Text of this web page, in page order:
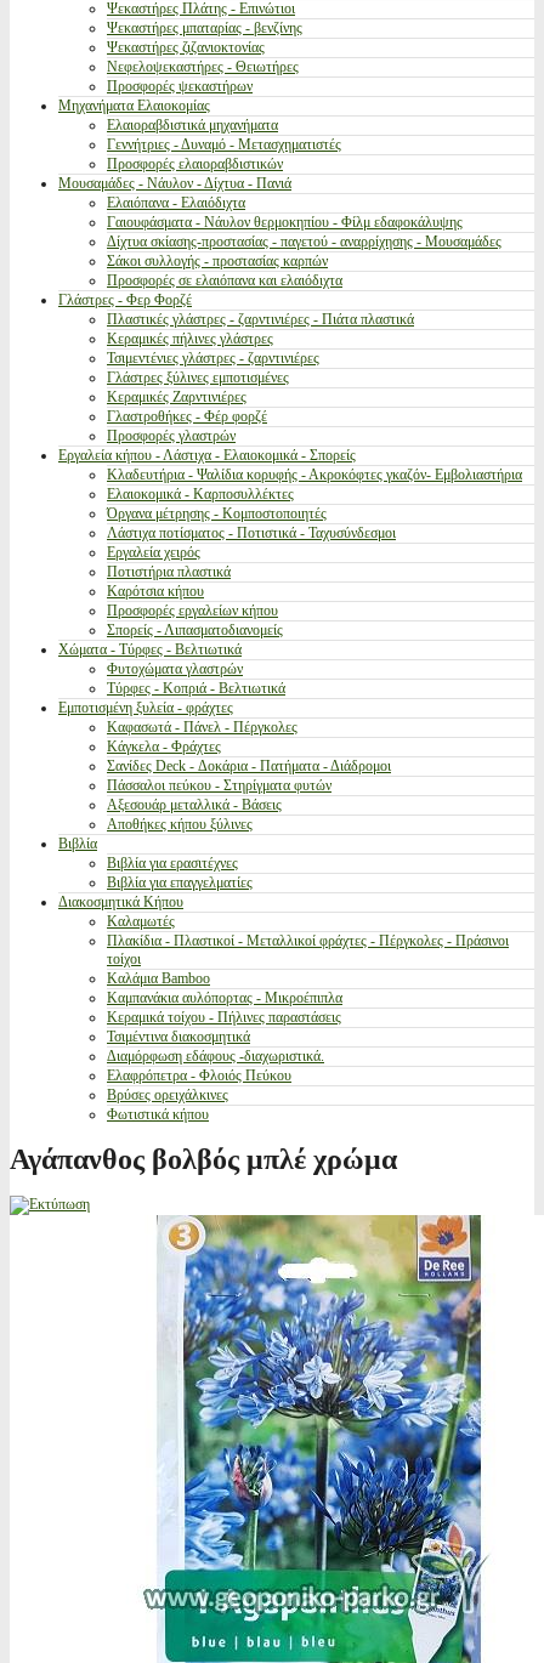
Ψεκαστήρες Πλάτης - Επινώτιοι
Ψεκαστήρες μπαταρίας - βενζίνης
Ψεκαστήρες ζιζανιοκτονίας
Νεφελοψεκαστήρες - Θειωτήρες
Προσφορές ψεκαστήρων
Μηχανήματα Ελαιοκομίας
Ελαιοραβδιστικά μηχανήματα
Γεννήτριες - Δυναμό - Μετασχηματιστές
Προσφορές ελαιοραβδιστικών
Μουσαμάδες - Νάυλον - Δίχτυα - Πανιά
Ελαιόπανα - Ελαιόδιχτα
Γαιουφάσματα - Νάυλον θερμοκηπίου - Φίλμ εδαφοκάλυψης
Δίχτυα σκίασης-προστασίας - παγετού - αναρρίχησης - Μουσαμάδες
Σάκοι συλλογής - προστασίας καρπών
Προσφορές σε ελαιόπανα και ελαιόδιχτα
Γλάστρες - Φερ Φορζέ
Πλαστικές γλάστρες - ζαρντινιέρες - Πιάτα πλαστικά
Κεραμικές πήλινες γλάστρες
Τσιμεντένιες γλάστρες - ζαρντινιέρες
Γλάστρες ξύλινες εμποτισμένες
Κεραμικές Ζαρντινιέρες
Γλαστροθήκες - Φέρ φορζέ
Προσφορές γλαστρών
Εργαλεία κήπου - Λάστιχα - Ελαιοκομικά - Σπορείς
Κλαδευτήρια - Ψαλίδια κορυφής - Ακροκόφτες γκαζόν- Εμβολιαστήρια
Ελαιοκομικά - Καρποσυλλέκτες
Όργανα μέτρησης - Κομποστοποιητές
Λάστιχα ποτίσματος - Ποτιστικά - Ταχυσύνδεσμοι
Εργαλεία χειρός
Ποτιστήρια πλαστικά
Καρότσια κήπου
Προσφορές εργαλείων κήπου
Σπορείς - Λιπασματοδιανομείς
Χώματα - Τύρφες - Βελτιωτικά
Φυτοχώματα γλαστρών
Τύρφες - Κοπριά - Βελτιωτικά
Εμποτισμένη ξυλεία - φράχτες
Καφασωτά - Πάνελ - Πέργκολες
Κάγκελα - Φράχτες
Σανίδες Deck - Δοκάρια - Πατήματα - Διάδρομοι
Πάσσαλοι πεύκου - Στηρίγματα φυτών
Αξεσουάρ μεταλλικά - Βάσεις
Αποθήκες κήπου ξύλινες
Βιβλία
Βιβλία για ερασιτέχνες
Βιβλία για επαγγελματίες
Διακοσμητικά Κήπου
Καλαμωτές
Πλακίδια - Πλαστικοί - Μεταλλικοί φράχτες - Πέργκολες - Πράσινοι
τοίχοι
Καλάμια Bamboo
Καμπανάκια αυλόπορτας - Μικροέπιπλα
Κεραμικά τοίχου - Πήλινες παραστάσεις
Τσιμέντινα διακοσμητικά
Διαμόρφωση εδάφους -διαχωριστικά.
Ελαφρόπετρα - Φλοιός Πεύκου
Βρύσες ορειχάλκινες
Φωτιστικά κήπου
Αγάπανθος βολβός μπλέ χρώμα